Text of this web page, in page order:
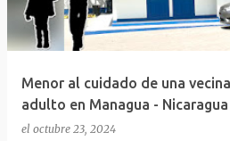
Menor al cuidado de una
adulto en Managua - Nicaragua
el octubre 23, 2024